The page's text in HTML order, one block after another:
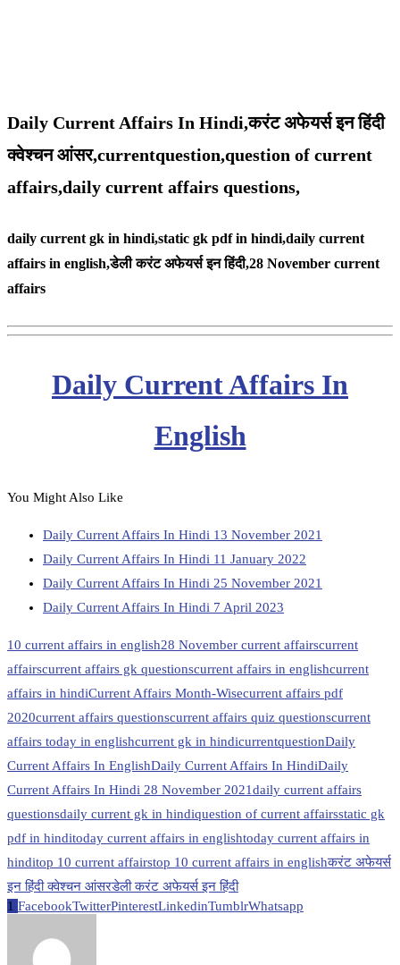
Daily Current Affairs In Hindi,करंट अफेयर्स इन हिंदी
क्वेश्चन आंसर,currentquestion,question of current
affairs,daily current affairs questions,
daily current gk in hindi,static gk pdf in hindi,daily current
affairs in english,डेली करंट अफेयर्स इन हिंदी,28 November current
affairs
Daily Current Affairs In
English
You Might Also Like
Daily Current Affairs In Hindi 13 November 2021
Daily Current Affairs In Hindi 11 January 2022
Daily Current Affairs In Hindi 25 November 2021
Daily Current Affairs In Hindi 7 April 2023
10 current affairs in english28 November current affairscurrent
affairscurrent affairs gk questionscurrent affairs in englishcurrent
affairs in hindiCurrent Affairs Month-Wisecurrent affairs pdf
2020current affairs questionscurrent affairs quiz questionscurrent
affairs today in englishcurrent gk in hindicurrentquestionDaily
Current Affairs In EnglishDaily Current Affairs In HindiDaily
Current Affairs In Hindi 28 November 2021daily current affairs
questionsdaily current gk in hindiquestion of current affairsstatic gk
pdf in hinditoday current affairs in englishtoday current affairs in
hinditop 10 current affairstop 10 current affairs in englishकरंट अफेयर्स
इन हिंदी क्वेश्चन आंसरडेली करंट अफेयर्स इन हिंदी
1 FacebookTwitterPinterestLinkedinTumblrWhatsapp